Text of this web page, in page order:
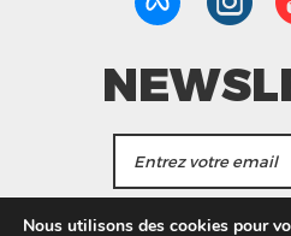
J'accepte de recevoir
Nous utilisons des cookies pour